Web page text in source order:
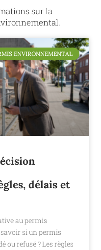
sur la
ENVIRONNEMENTAL
délais et
au permis
si un permis
ou refusé ? Les règles